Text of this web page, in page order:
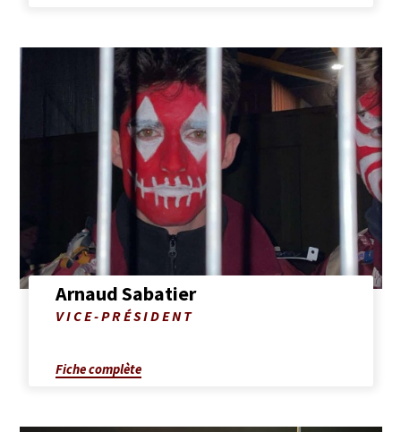
fiche
complète
Photo
Sabatier
Arnaud Sabatier
VICE-PRÉSIDENT
Fiche complète